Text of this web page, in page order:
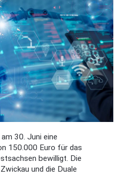
30. Juni eine
150.000 Euro für das
bewilligt. Die
und die Duale